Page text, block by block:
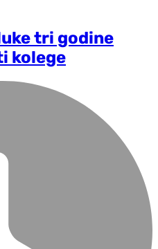
tri godine
kolege